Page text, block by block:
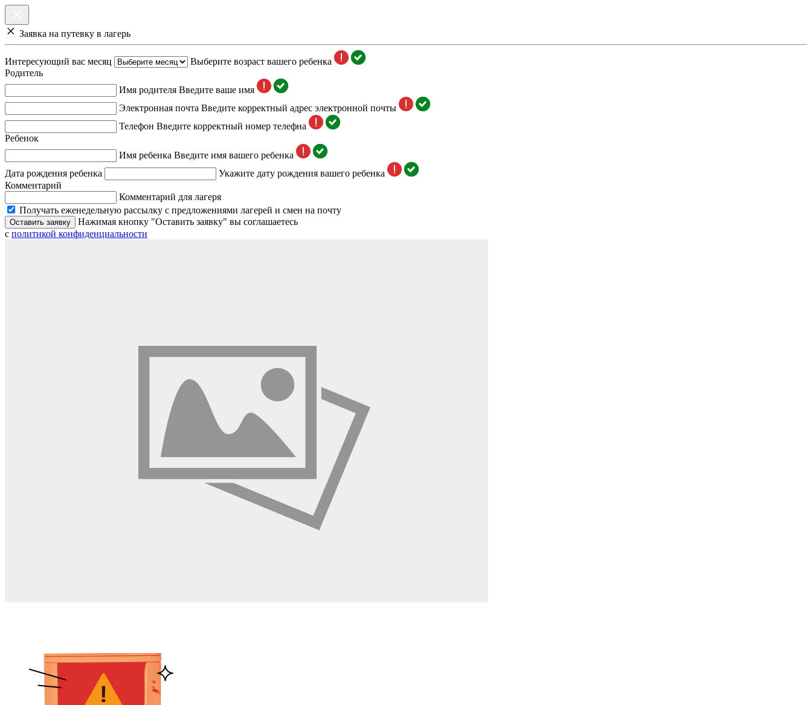
Заявка на путевку в лагерь
Интересующий вас месяц
Выберите возраст вашего ребенка
Родитель
Имя родителя Введите ваше имя
Электронная почта Введите корректный адрес электронной почты
Телефон Введите корректный номер телефна
Ребенок
Имя ребенка Введите имя вашего ребенка
Дата рождения ребенка
Укажите дату рождения вашего ребенка
Комментарий
Комментарий для лагеря
Получать еженедельную рассылку с предложениями лагерей и смен на почту
Оставить заявку
Нажимая кнопку "Оставить заявку" вы соглашаетесь
с политикой конфиденциальности